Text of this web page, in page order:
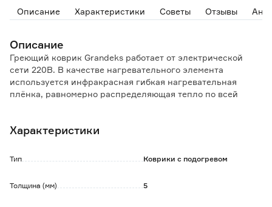
Описание Характеристики Советы Отзывы
Описание
Греющий коврик Grandeks работает от электрической
сети 220В. В качестве нагревательного элемента
используется инфракрасная гибкая нагревательная
плёнка, равномерно распределяющая тепло по всей
автоматически, не допуская перегрева. Инфракрасный
создает электро-магнитного излучения.
Характеристики
Тип Коврики с подогревом
Толщина (мм) 5